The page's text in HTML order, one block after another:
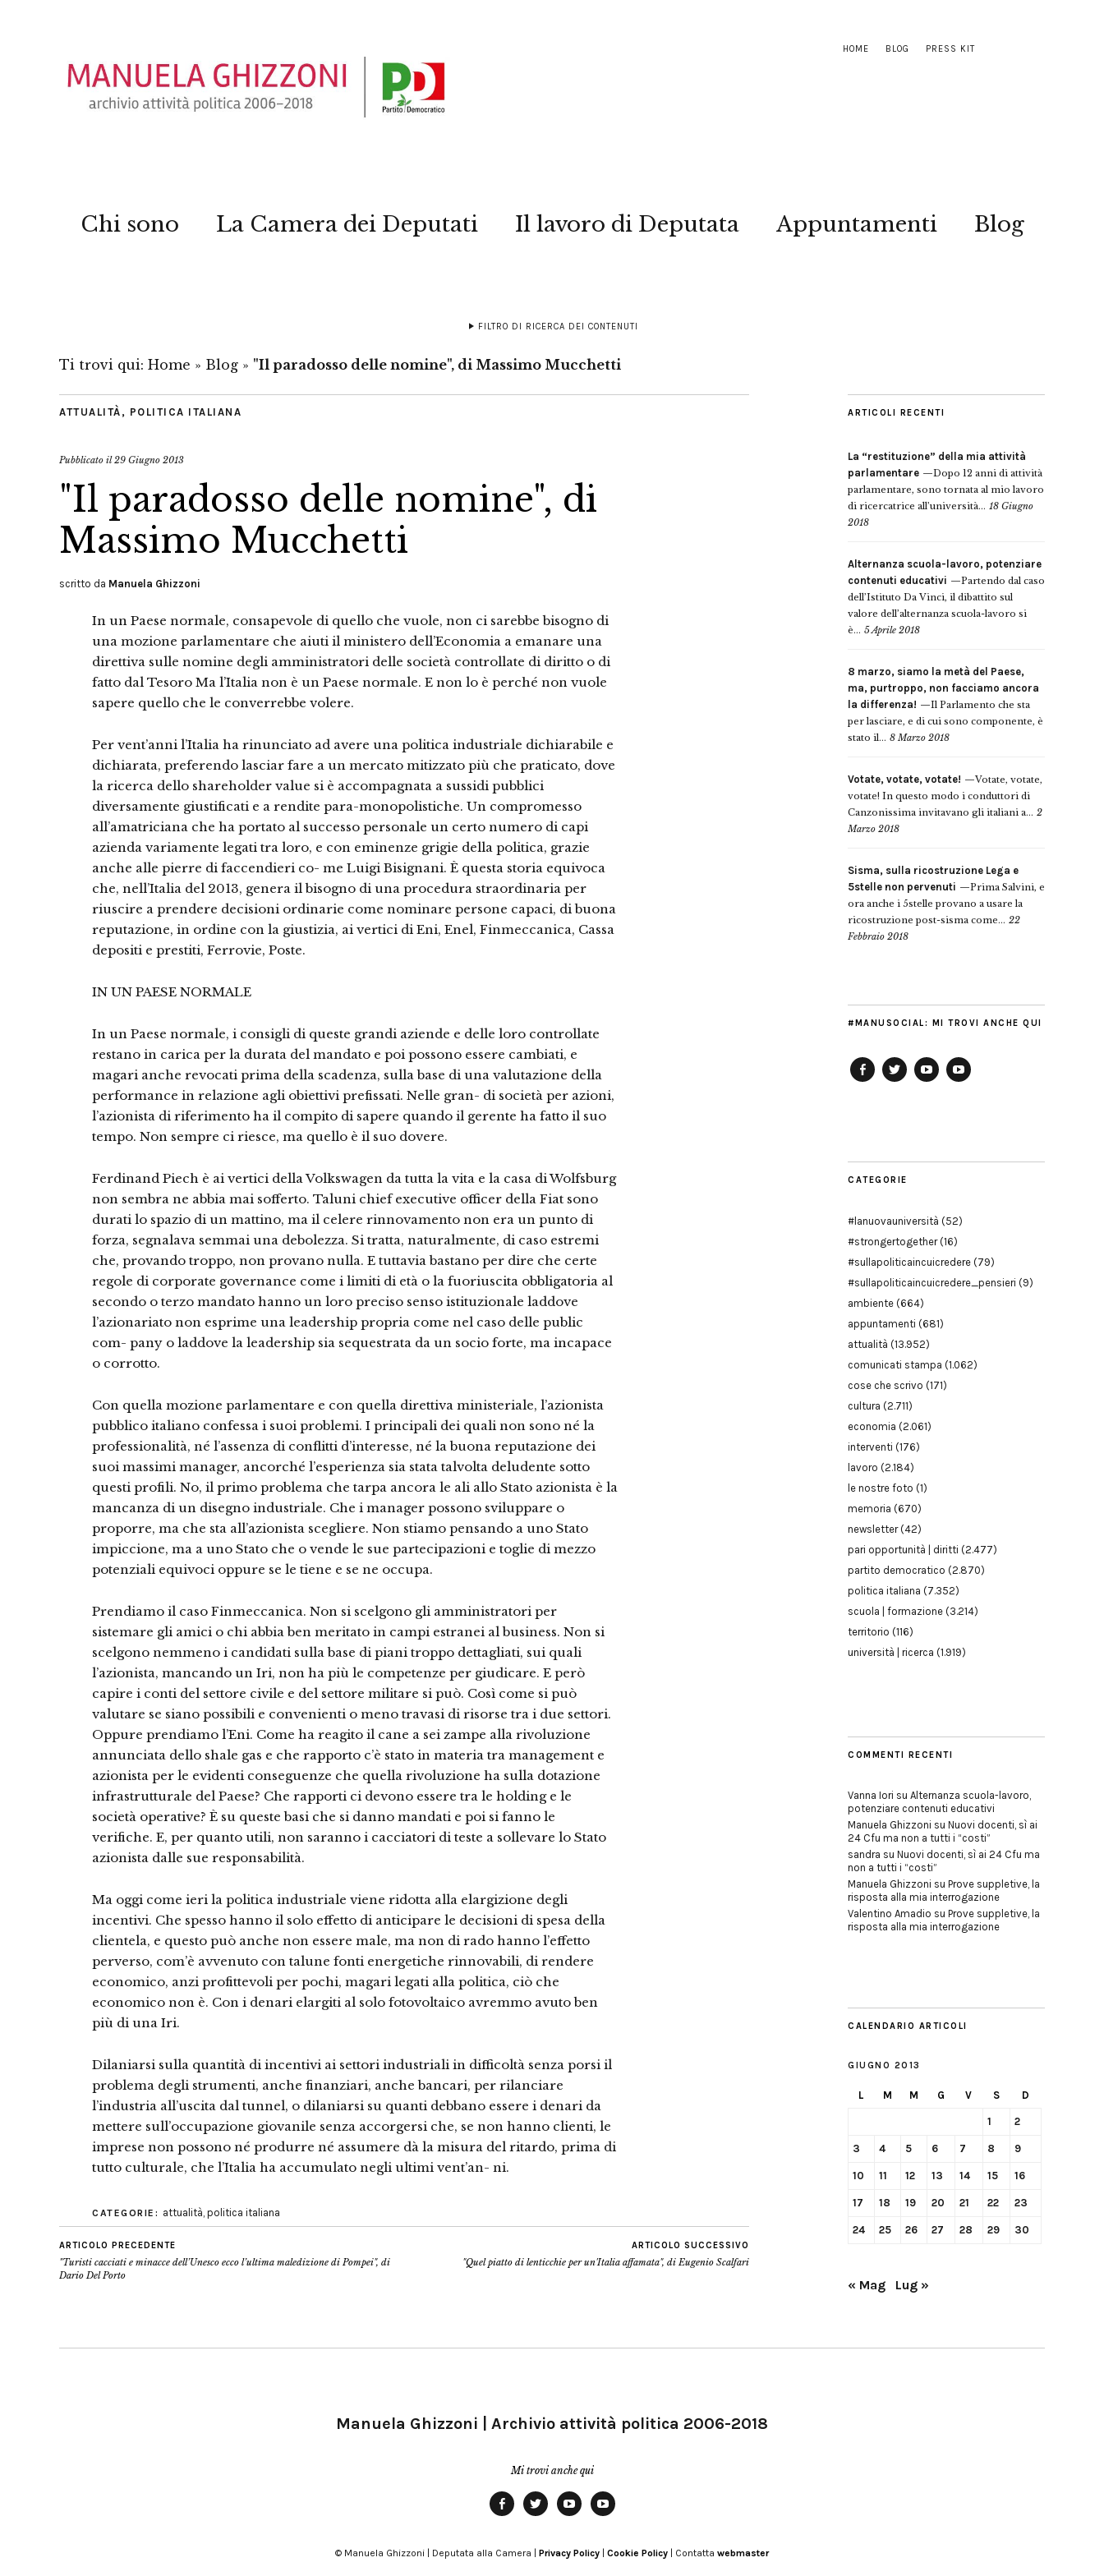
HOME BLOG PRESS KIT
Chi sono La Camera dei Deputati Il lavoro di Deputata Appuntamenti Blog
FILTRO DI RICERCA DEI CONTENUTI
Ti trovi qui: Home » Blog » "Il paradosso delle nomine", di Massimo Mucchetti
ATTUALITÀ , POLITICA ITALIANA
Pubblicato il29 Giugno 2013
"Il paradosso delle nomine", di
Massimo Mucchetti
scritto da Manuela Ghizzoni
In un Paese normale, consapevole di quello che vuole, non ci sarebbe bisogno di
una mozione parlamentare che aiuti il ministero dell’Economia a emanare una
direttiva sulle nomine degli amministratori delle società controllate di diritto o di
fatto dal Tesoro Ma l’Italia non è un Paese normale. E non lo è perché non vuole
sapere quello che le converrebbe volere.
Per vent’anni l’Italia ha rinunciato ad avere una politica industriale dichiarabile e
dichiarata, preferendo lasciar fare a un mercato mitizzato più che praticato, dove
la ricerca dello shareholder value si è accompagnata a sussidi pubblici
diversamente giustificati e a rendite para-monopolistiche. Un compromesso
all’amatriciana che ha portato al successo personale un certo numero di capi
azienda variamente legati tra loro, e con eminenze grigie della politica, grazie
anche alle pierre di faccendieri co- me Luigi Bisignani. È questa storia equivoca
che, nell’Italia del 2013, genera il bisogno di una procedura straordinaria per
riuscire a prendere decisioni ordinarie come nominare persone capaci, di buona
reputazione, in ordine con la giustizia, ai vertici di Eni, Enel, Finmeccanica, Cassa
depositi e prestiti, Ferrovie, Poste.
IN UN PAESE NORMALE
In un Paese normale, i consigli di queste grandi aziende e delle loro controllate
restano in carica per la durata del mandato e poi possono essere cambiati, e
magari anche revocati prima della scadenza, sulla base di una valutazione della
performance in relazione agli obiettivi prefissati. Nelle gran- di società per azioni,
l’azionista di riferimento ha il compito di sapere quando il gerente ha fatto il suo
tempo. Non sempre ci riesce, ma quello è il suo dovere.
Ferdinand Piech è ai vertici della Volkswagen da tutta la vita e la casa di Wolfsburg
non sembra ne abbia mai sofferto. Taluni chief executive officer della Fiat sono
durati lo spazio di un mattino, ma il celere rinnovamento non era un punto di
forza, segnalava semmai una debolezza. Si tratta, naturalmente, di caso estremi
che, provando troppo, non provano nulla. E tuttavia bastano per dire che certe
regole di corporate governance come i limiti di età o la fuoriuscita obbligatoria al
secondo o terzo mandato hanno un loro preciso senso istituzionale laddove
l’azionariato non esprime una leadership propria come nel caso delle public
com- pany o laddove la leadership sia sequestrata da un socio forte, ma incapace
o corrotto.
Con quella mozione parlamentare e con quella direttiva ministeriale, l’azionista
pubblico italiano confessa i suoi problemi. I principali dei quali non sono né la
professionalità, né l’assenza di conflitti d’interesse, né la buona reputazione dei
suoi massimi manager, ancorché l’esperienza sia stata talvolta deludente sotto
questi profili. No, il primo problema che tarpa ancora le ali allo Stato azionista è la
mancanza di un disegno industriale. Che i manager possono sviluppare o
proporre, ma che sta all’azionista scegliere. Non stiamo pensando a uno Stato
impiccione, ma a uno Stato che o vende le sue partecipazioni e toglie di mezzo
potenziali equivoci oppure se le tiene e se ne occupa.
Prendiamo il caso Finmeccanica. Non si scelgono gli amministratori per
sistemare gli amici o chi abbia ben meritato in campi estranei al business. Non si
scelgono nemmeno i candidati sulla base di piani troppo dettagliati, sui quali
l’azionista, mancando un Iri, non ha più le competenze per giudicare. E però
capire i conti del settore civile e del settore militare si può. Così come si può
valutare se siano possibili e convenienti o meno travasi di risorse tra i due settori.
Oppure prendiamo l’Eni. Come ha reagito il cane a sei zampe alla rivoluzione
annunciata dello shale gas e che rapporto c’è stato in materia tra management e
azionista per le evidenti conseguenze che quella rivoluzione ha sulla dotazione
infrastrutturale del Paese? Che rapporti ci devono essere tra le holding e le
società operative? È su queste basi che si danno mandati e poi si fanno le
verifiche. E, per quanto utili, non saranno i cacciatori di teste a sollevare lo Stato
azionista dalle sue responsabilità.
Ma oggi come ieri la politica industriale viene ridotta alla elargizione degli
incentivi. Che spesso hanno il solo effetto di anticipare le decisioni di spesa della
clientela, e questo può anche non essere male, ma non di rado hanno l’effetto
perverso, com’è avvenuto con talune fonti energetiche rinnovabili, di rendere
economico, anzi profittevoli per pochi, magari legati alla politica, ciò che
economico non è. Con i denari elargiti al solo fotovoltaico avremmo avuto ben
più di una Iri.
Dilaniarsi sulla quantità di incentivi ai settori industriali in difficoltà senza porsi il
problema degli strumenti, anche finanziari, anche bancari, per rilanciare
l’industria all’uscita dal tunnel, o dilaniarsi su quanti debbano essere i denari da
mettere sull’occupazione giovanile senza accorgersi che, se non hanno clienti, le
imprese non possono né produrre né assumere dà la misura del ritardo, prima di
tutto culturale, che l’Italia ha accumulato negli ultimi vent’an- ni.
CATEGORIE: attualità, politica italiana
ARTICOLO PRECEDENTE
"Turisti cacciati e minacce dell’Unesco ecco l’ultima maledizione di Pompei", di
Dario Del Porto
ARTICOLO SUCCESSIVO
"Quel piatto di lenticchie per un'Italia affamata", di Eugenio Scalfari
ARTICOLI RECENTI
La “restituzione” della mia attività
parlamentare
Dopo 12 anni di attività
parlamentare, sono tornata al mio lavoro
di ricercatrice all’università... 18 Giugno
2018
Alternanza scuola-lavoro, potenziare
contenuti educativi
Partendo dal caso
dell’Istituto Da Vinci, il dibattito sul
valore dell’alternanza scuola-lavoro si
è... 5 Aprile 2018
8 marzo, siamo la metà del Paese,
ma, purtroppo, non facciamo ancora
la differenza!
Il Parlamento che sta
per lasciare, e di cui sono componente, è
stato il... 8 Marzo 2018
Votate, votate, votate!
Votate, votate,
votate! In questo modo i conduttori di
Canzonissima invitavano gli italiani a... 2
Marzo 2018
Sisma, sulla ricostruzione Lega e
5stelle non pervenuti
Prima Salvini, e
ora anche i 5stelle provano a usare la
ricostruzione post-sisma come... 22
Febbraio 2018
#MANUSOCIAL: MI TROVI ANCHE QUI
CATEGORIE
#lanuovauniversità (52)
#strongertogether(16)
#sullapoliticaincuicredere (79)
#sullapoliticaincuicredere_pensieri (9)
ambiente (664)
appuntamenti (681)
attualità (13.952)
comunicati stampa (1.062)
cose che scrivo (171)
cultura (2.711)
economia (2.061)
interventi (176)
lavoro (2.184)
le nostre foto (1)
memoria (670)
newsletter(42)
pari opportunità | diritti (2.477)
partito democratico (2.870)
politica italiana (7.352)
scuola | formazione (3.214)
territorio (116)
università | ricerca (1.919)
COMMENTI RECENTI
Vanna Iori su Alternanza scuola-lavoro,
potenziare contenuti educativi
Manuela Ghizzoni su Nuovi docenti, sì ai
24 Cfu ma non a tutti i “costi”
sandra su Nuovi docenti, sì ai 24 Cfu ma
non a tutti i “costi”
Manuela Ghizzoni su Prove suppletive, la
risposta alla mia interrogazione
Valentino Amadio su Prove suppletive, la
risposta alla mia interrogazione
CALENDARIO ARTICOLI
GIUGNO 2013
L M M G V S D
1 2
3 4 5 6 7 8 9
10 11 12 13 14 15 16
17 18 19 20 21 22 23
24 25 26 27 28 29 30
« Mag Lug »
Manuela Ghizzoni | Archivio attività politica 2006-2018
Mi trovi anche qui
Modena
© Manuela Ghizzoni | Deputata alla Camera | Privacy Policy Cookie Policy | Contatta webmaster